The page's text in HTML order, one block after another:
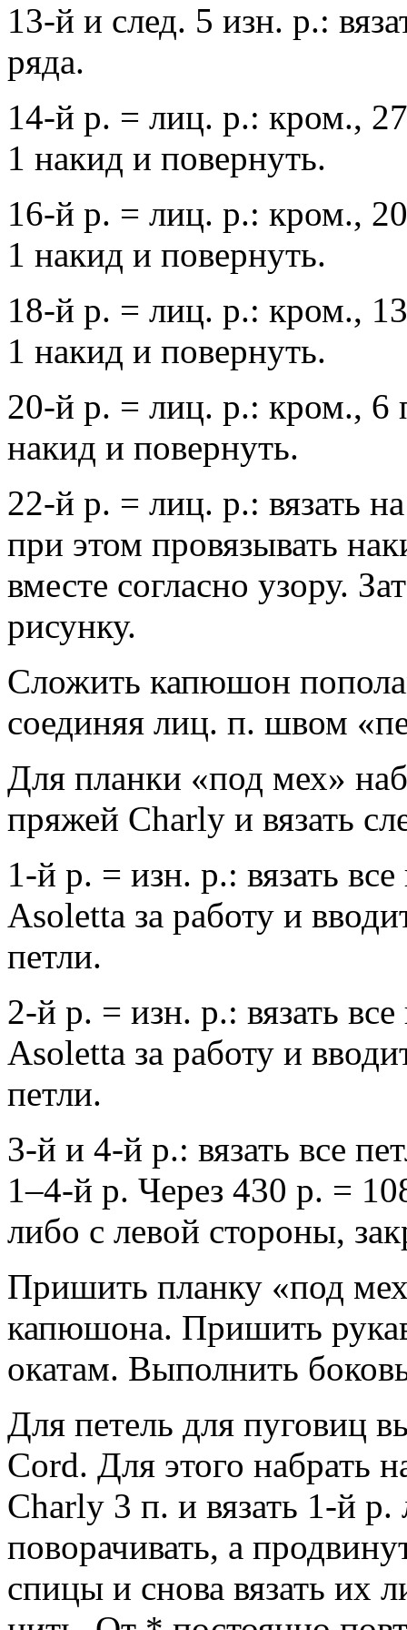
13-й и след. 5 изн. р.:
ряда.
14-й р. = лиц. р.: кром.,
1 накид и повернуть.
16-й р. = лиц. р.: кром.,
1 накид и повернуть.
18-й р. = лиц. р.: кром.,
1 накид и повернуть.
20-й р. = лиц. р.: кром., 6
накид и повернуть.
22-й р. = лиц. р.: вязать
при этом провязывать
вместе согласно узору.
рисунку.
Сложить капюшон
соединяя лиц. п. швом
Для планки «под мех»
пряжей Charly и вязать
1-й р. = изн. р.: вязать
Asoletta за работу и
петли.
2-й р. = изн. р.: вязать
Asoletta за работу и
петли.
3-й и 4-й р.: вязать все
1–4-й р. Через 430 р. =
либо с левой стороны,
Пришить планку «под
капюшона. Пришить
окатам. Выполнить
Для петель для пуговиц
Cord. Для этого набрать
Charly 3 п. и вязать 1-й
поворачивать, а
спицы и снова вязать их